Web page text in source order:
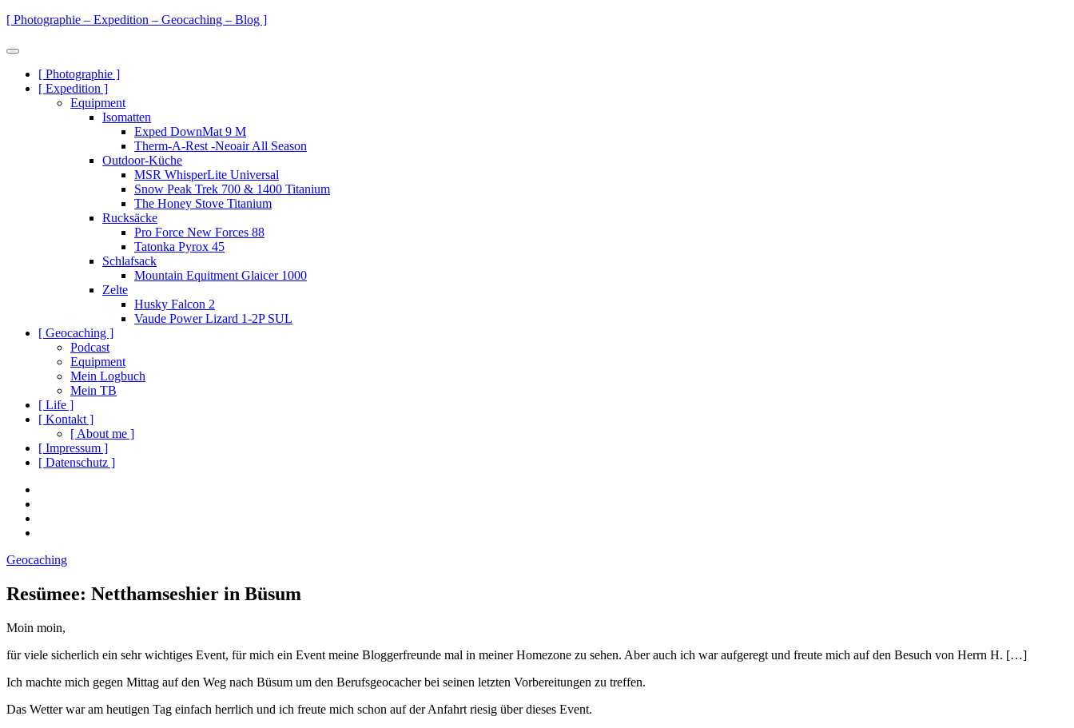
Zum
springen
[ Photographie – Expedition – Geocaching – Blog ]
Menü
Primäre
Navigation
[ Photographie ]
[ Expedition ]
Equipment
Isomatten
Exped DownMat 9 M
Therm-A-Rest -Neoair All Season
Outdoor-Küche
MSR WhisperLite Universal
Snow Peak Trek 700 & 1400 Titanium
The Honey Stove Titanium
Rucksäcke
Pro Force New Forces 88
Tatonka Pyrox 45
Schlafsack
Mountain Equitment Glaicer 1000
Zelte
Husky Falcon 2
Vaude Power Lizard 1-2P SUL
[ Geocaching ]
Podcast
Equipment
Mein Logbuch
Mein TB
[ Life ]
[ Kontakt ]
[ About me ]
[ Impressum ]
[ Datenschutz ]
Social
Navigation
Geocaching
Resümee: Netthamseshier in Büsum
Moin moin,
für viele sicherlich ein sehr wichtiges Event, für mich ein Event meine Bloggerfreunde mal in meiner Homezone zu sehen. Aber auch ich war aufgeregt und freute mich auf den Besuch von Herrn H. […]
Ich machte mich gegen Mittag auf den Weg nach Büsum um den Berufsgeocacher bei seinen letzten Vorbereitungen zu treffen.
Das Wetter war am heutigen Tag einfach herrlich und ich freute mich schon auf der Anfahrt riesig über dieses Event.